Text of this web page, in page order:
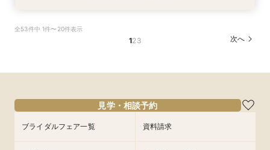
8/28
フェア 】お理重視の方必見！ミシュラン一つ星
出身シェフが作る＼仔牛フィレ肉のフレンチ無料
15:00〜
16:00〜
19:00〜
フェアを予約
8/28
ラン一つ星出身シェフが作る 仔牛フィレ肉のフ
レンチ無料試食＆ 5大特典付き★ お2人安心相
10:00〜
11:00〜
14:00〜
フェアを予約
8/28
ラン一つ星出身シェフが作る 仔牛フィレ肉のフ
レンチ無料試食＆ 5大特典付き★ お2人安心相
15:00〜
16:00〜
19:00〜
フェアを予約
8/28
れる、90分クイック相談会！
フェアを予約
全53件中 1件〜20件表示
123 次へ
見学・相談予約
ブライダルフェア一覧 資料請求